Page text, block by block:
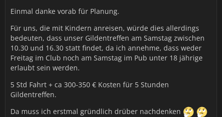
Einmal danke vorab für Planung.
Für uns, die mit Kindern anreisen, würde dies allerdings
bedeuten, dass unser Gildentreffen am Samstag zwischen
10.30 und 16.30 statt findet, da ich annehme, dass weder
Freitag im Club noch am Samstag im Pub unter 18 jährige
erlaubt sein werden.
5 Std Fahrt + ca 300-350 € Kosten für 5 Stunden
Gildentreffen.
Da muss ich erstmal gründlich drüber nachdenken